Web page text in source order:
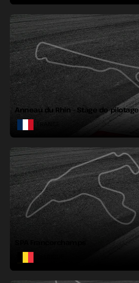
Anneau du Rhin – Stage de pilotage
FRANCE
LONGUEUR :
LARGEUR :
VIRAGES :
LONGUEUR :
LARGEUR :
VIRAGES :